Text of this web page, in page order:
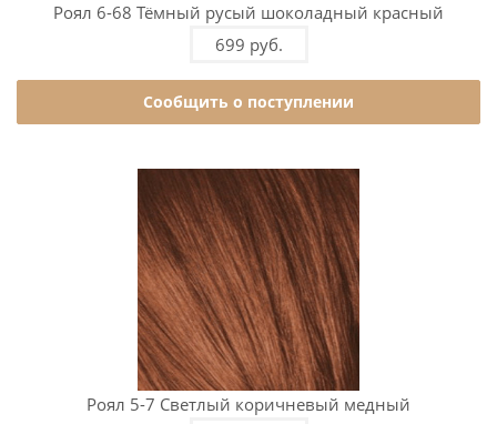
Роял 6-68 Тёмный русый шоколадный красный
699 руб.
Сообщить о поступлении
Роял 5-7 Светлый коричневый медный